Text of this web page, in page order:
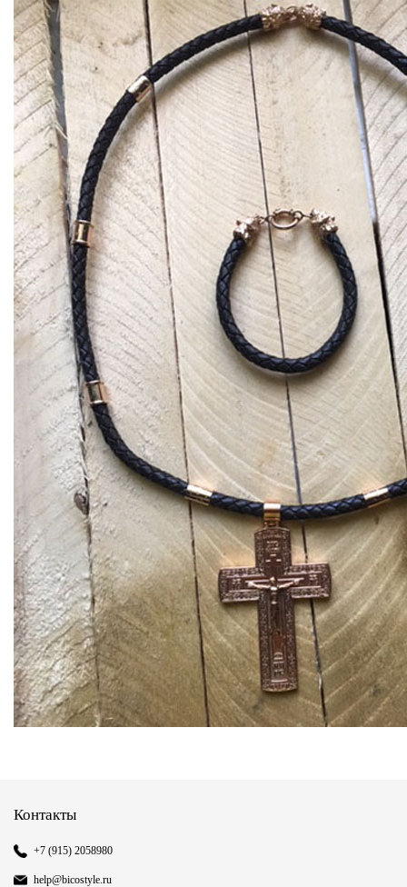
Контакты
+7 (915) 2058980
help@bicostyle.ru